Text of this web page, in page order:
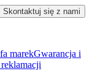
Skontaktuj się z nami
marekGwarancja i